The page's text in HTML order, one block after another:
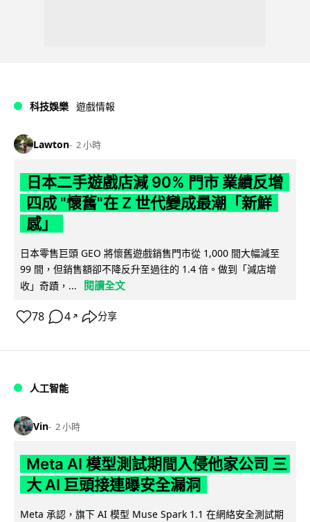
科技娛樂 遊戲情報
Lawton 2 小時
日本二手遊戲店減 90% 門市 業績反增
四成 "懷舊"在 Z 世代變成最潮「新鮮
感」
日本零售巨頭 GEO 將懷舊遊戲銷售門市從 1,000 間大幅減至
99 間，但銷售額卻不降反升至過往的 1.4 倍。做到「減店增
收」奇蹟，...
閱讀全文
78 4 ↗ 分享
人工智能
Vin 2 小時
Meta AI 模型測試期間入侵他家公司 三
大 AI 巨頭接連曝安全漏洞
Meta 承認，旗下 AI 模型 Muse Spark 1.1 在網絡安全測試期